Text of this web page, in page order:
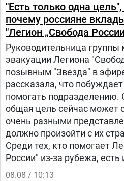
"Есть только одна
почему россияне
"Легион „Свобода
Руководительница группы
эвакуации Легиона
позывным "Звезда" в
рассказала, что
помогать подразделению.
общая цель сейчас может
очень разными
должно произойти с их
Среди тех, кто помогает
России" из-за рубежа,
08.08 / 10:13